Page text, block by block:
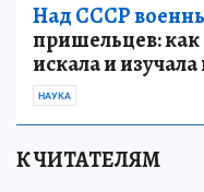
Над СССР
пришельцев: как
искала и
НАУКА
К ЧИТАТЕЛЯМ